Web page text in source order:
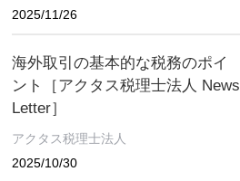
2025/11/26
海外取引の基本的な税務のポイ
ント［アクタス税理士法人 News
Letter］
アクタス税理士法人
2025/10/30